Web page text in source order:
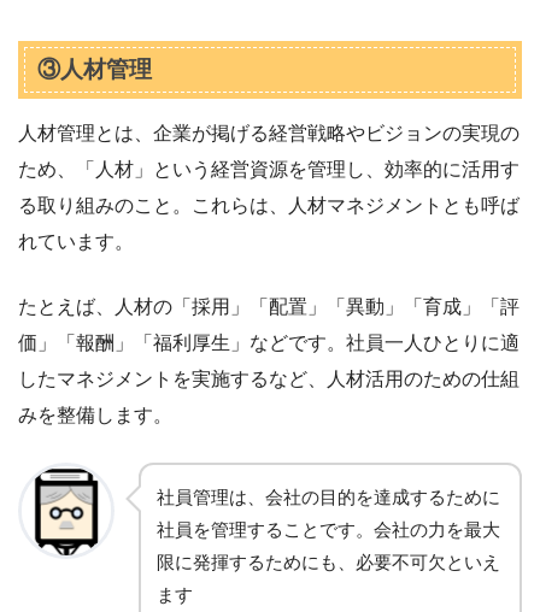
③人材管理
人材管理とは、企業が掲げる経営戦略やビジョンの実現の
ため、「人材」という経営資源を管理し、効率的に活用す
る取り組みのこと。これらは、人材マネジメントとも呼ば
れています。
たとえば、人材の「採用」「配置」「異動」「育成」「評
価」「報酬」「福利厚生」などです。社員一人ひとりに適
したマネジメントを実施するなど、人材活用のための仕組
みを整備します。
社員管理は、会社の目的を達成するために
社員を管理することです。会社の力を最大
限に発揮するためにも、必要不可欠といえ
ます